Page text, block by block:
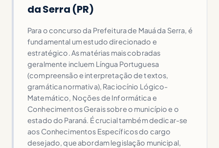
da Serra (PR)
Para o concurso da Prefeitura de Mauá da Serra, é
fundamental um estudo direcionado e
estratégico. As matérias mais cobradas
geralmente incluem Língua Portuguesa
(compreensão e interpretação de textos,
gramática normativa), Raciocínio Lógico-
Matemático, Noções de Informática e
Conhecimentos Gerais sobre o município e o
estado do Paraná. É crucial também dedicar-se
aos Conhecimentos Específicos do cargo
desejado, que abordam legislação municipal,